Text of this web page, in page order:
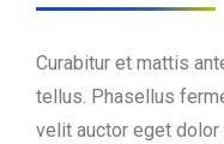
Curabitur et mattis
tellus. Phasellus
velit auctor eget